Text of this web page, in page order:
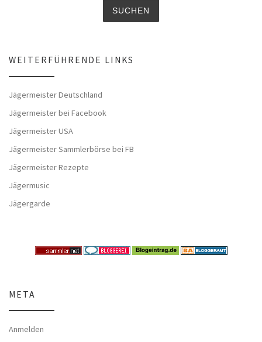
WEITERFÜHRENDE LINKS
Jägermeister Deutschland
Jägermeister bei Facebook
Jägermeister USA
Jägermeister Sammlerbörse bei FB
Jägermeister Rezepte
Jägermusic
Jägergarde
META
Anmelden